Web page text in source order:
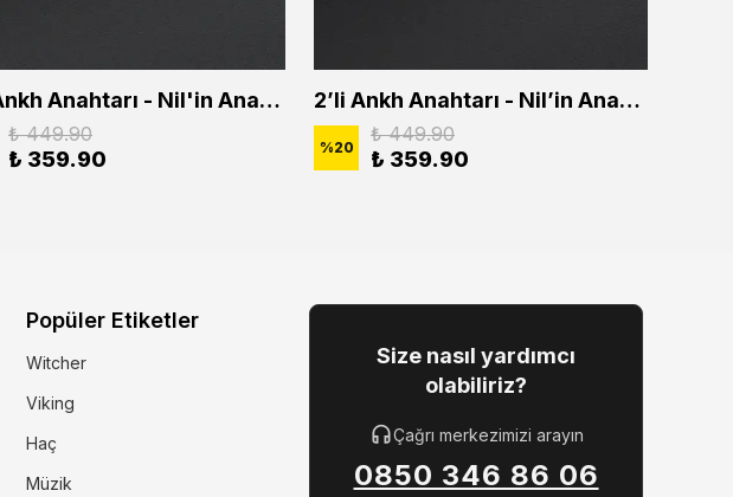
2'li Ankh Anahtarı - Nil'in Anahtarı Erkek Kadın Kolye Seti
₺ 449.90
₺ 359.90
2’li Ankh Anahtarı - Nil’in Anahtarı Erkek Kadın Kolye Seti
%20
₺ 449.90
₺ 359.90
Popüler Etiketler
Witcher
Viking
Haç
Müzik
Size nasıl yardımcı
olabiliriz?
Çağrı merkezimizi arayın
0850 346 86 06